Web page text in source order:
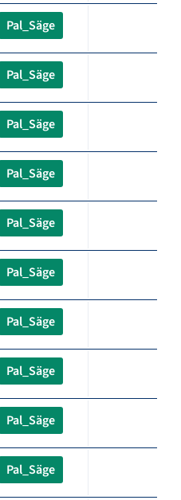
Pal_Säge
Pal_Säge
Pal_Säge
Pal_Säge
Pal_Säge
Pal_Säge
Pal_Säge
Pal_Säge
Pal_Säge
Pal_Säge